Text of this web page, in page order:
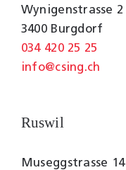
Wynigenstrasse 2
3400 Burgdorf
034 420 25 25
info@csing.ch
Ruswil
Museggstrasse 14